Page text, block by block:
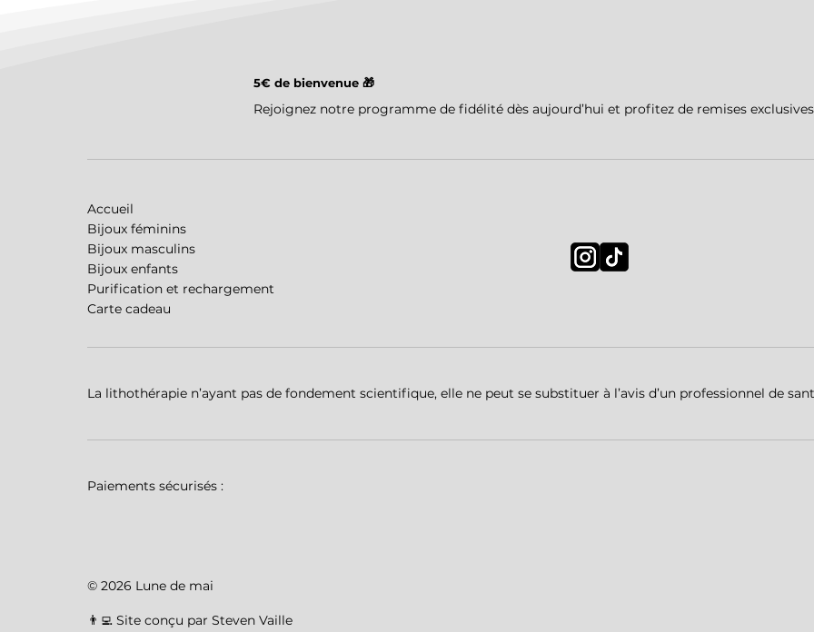
5€ de bienvenue 🎁
Rejoignez notre programme de fidélité dès aujourd’hui et profitez de remises
Accueil
Bijoux féminins
Bijoux masculins
Bijoux enfants
Purification et rechargement
Carte cadeau
La lithothérapie n’ayant pas de fondement scientifique, elle ne peut se substituer à l’avis d’un professionnel de
Paiements sécurisés :
© 2026 Lune de mai
👨‍💻 Site conçu par Steven Vaille